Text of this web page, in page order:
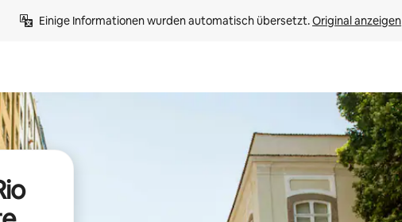
Einige Informationen wurden automatisch übersetzt. Original anzeigen